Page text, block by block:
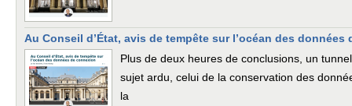
Au Conseil d’État, avis de tempête sur l’océan des données
Plus de deux heures de conclusions, un
sujet ardu, celui de la conservation des
la